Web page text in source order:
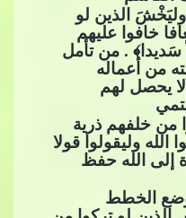
الذين لو
خافوا عليهم
سَديدا﴾ . من تأمل
من أعماله
يحصل لهم
من خلفهم ذرية
الله وليقولوا قولا
إلى الله حفظ
الخطط